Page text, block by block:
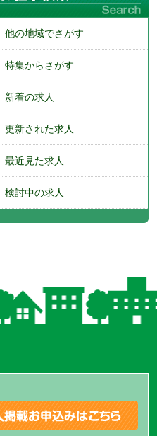
他の地域でさがす
特集からさがす
新着の求人
更新された求人
最近見た求人
検討中の求人